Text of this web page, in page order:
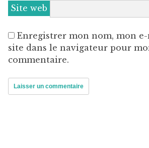
Site web
Enregistrer mon nom, mon
site dans le navigateur pour
commentaire.